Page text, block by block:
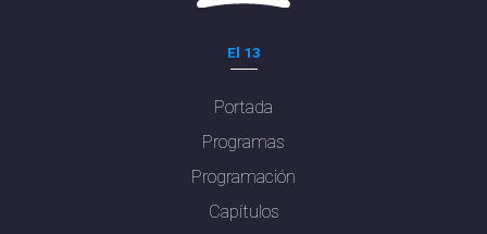
El 13
Portada
Programas
Programación
Capítulos